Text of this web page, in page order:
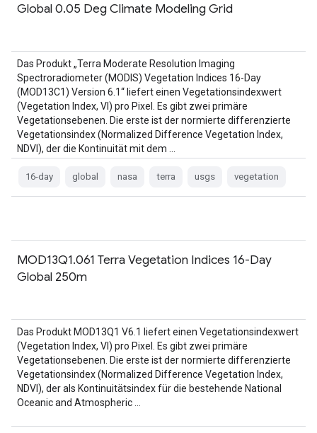
Global 0.05 Deg Climate Modeling Grid
Das Produkt „Terra Moderate Resolution Imaging
Spectroradiometer (MODIS) Vegetation Indices 16-Day
(MOD13C1) Version 6.1“ liefert einen Vegetationsindexwert
(Vegetation Index, VI) pro Pixel. Es gibt zwei primäre
Vegetationsebenen. Die erste ist der normierte differenzierte
Vegetationsindex (Normalized Difference Vegetation Index,
NDVI), der die Kontinuität mit dem …
16-day global nasa terra usgs vegetation
MOD13Q1.061 Terra Vegetation Indices 16-Day
Global 250m
Das Produkt MOD13Q1 V6.1 liefert einen Vegetationsindexwert
(Vegetation Index, VI) pro Pixel. Es gibt zwei primäre
Vegetationsebenen. Die erste ist der normierte differenzierte
Vegetationsindex (Normalized Difference Vegetation Index,
NDVI), der als Kontinuitätsindex für die bestehende National
Oceanic and Atmospheric …